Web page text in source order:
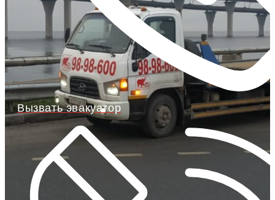
Вызвать эвакуатор